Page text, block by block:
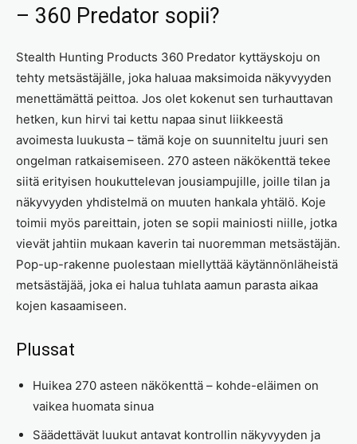
– 360 Predator sopii?
Stealth Hunting Products 360 Predator kyttäyskoju on
tehty metsästäjälle, joka haluaa maksimoida näkyvyyden
menettämättä peittoa. Jos olet kokenut sen turhauttavan
hetken, kun hirvi tai kettu napaa sinut liikkeestä
avoimesta luukusta – tämä koje on suunniteltu juuri sen
ongelman ratkaisemiseen. 270 asteen näkökenttä tekee
siitä erityisen houkuttelevan jousiampujille, joille tilan ja
näkyvyyden yhdistelmä on muuten hankala yhtälö. Koje
toimii myös pareittain, joten se sopii mainiosti niille, jotka
vievät jahtiin mukaan kaverin tai nuoremman metsästäjän.
Pop-up-rakenne puolestaan miellyttää käytännönläheistä
metsästäjää, joka ei halua tuhlata aamun parasta aikaa
kojen kasaamiseen.
Plussat
Huikea 270 asteen näkökenttä – kohde-eläimen on
vaikea huomata sinua
Säädettävät luukut antavat kontrollin näkyvyyden ja